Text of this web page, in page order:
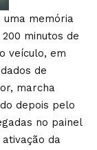
uma memória
minutos de
veículo, em
de
marcha
depois pelo
no painel
da